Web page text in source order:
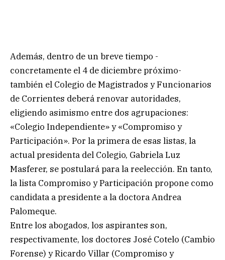
Además, dentro de un breve tiempo -
concretamente el 4 de diciembre próximo-
también el Colegio de Magistrados y Funcionarios
de Corrientes deberá renovar autoridades,
eligiendo asimismo entre dos agrupaciones:
«Colegio Independiente» y «Compromiso y
Participación». Por la primera de esas listas, la
actual presidenta del Colegio, Gabriela Luz
Masferer, se postulará para la reelección. En tanto,
la lista Compromiso y Participación propone como
candidata a presidente a la doctora Andrea
Palomeque.
Entre los abogados, los aspirantes son,
respectivamente, los doctores José Cotelo (Cambio
Forense) y Ricardo Villar (Compromiso y